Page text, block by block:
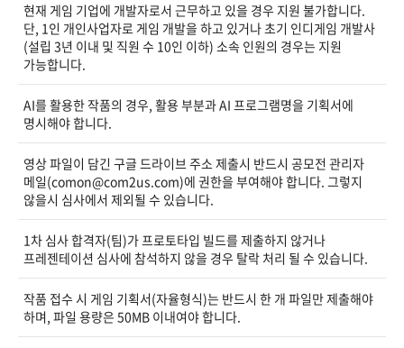
현재 게임 기업에 개발자로서 근무하고 있을 경우 지원 불가합니다.
단, 1인 개인사업자로 게임 개발을 하고 있거나 초기 인디게임 개발사
(설립 3년 이내 및 직원 수 10인 이하) 소속 인원의 경우는 지원
가능합니다.
AI를 활용한 작품의 경우, 활용 부분과 AI 프로그램명을 기획서에
명시해야 합니다.
영상 파일이 담긴 구글 드라이브 주소 제출시 반드시 공모전 관리자
메일(comon@com2us.com)에 권한을 부여해야 합니다. 그렇지
않을시 심사에서 제외될 수 있습니다.
1차 심사 합격자(팀)가 프로토타입 빌드를 제출하지 않거나
프레젠테이션 심사에 참석하지 않을 경우 탈락 처리 될 수 있습니다.
작품 접수 시 게임 기획서(자율형식)는 반드시 한 개 파일만 제출해야
하며, 파일 용량은 50MB 이내여야 합니다.